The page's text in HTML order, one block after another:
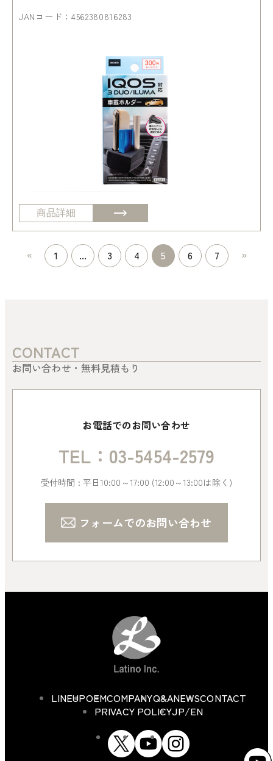
JANコード：4562380816283
商品詳細
« 1 ... 3 4 5 6 7 »
CONTACT
お問い合わせ・無料見積もり
お電話でのお問い合わせ
TEL：03-5454-2579
受付時間 : 平日10:00～17:00 (12:00～13:00は除く)
フォームでのお問い合わせ
LINEUPOEMCOMPANYQ&ANEWSCONTACT
PRIVACY POLICYJP/EN